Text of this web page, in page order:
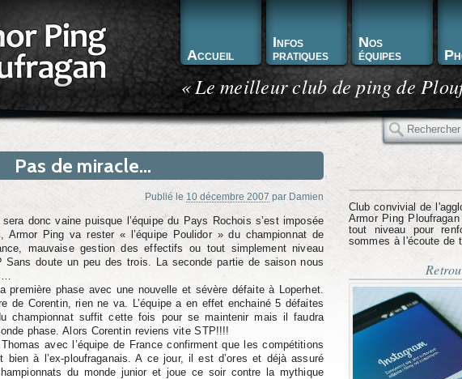
« Le meilleur club de ping de
Accueil
Infos
pratiques
Nos
équipes
Pas de miracle…
Publié le 10 décembre 2007 par Damien
donc vaine puisque l’équipe du Pays Rochois s’est imposée
Armor Ping va rester « l’équipe Poulidor » du championnat de
mauvaise gestion des effectifs ou tout simplement niveau
Sans doute un peu des trois. La seconde partie de saison nous
première phase avec une nouvelle et sévère défaite à Loperhet.
de Corentin, rien ne va. L’équipe a en effet enchainé 5 défaites
championnat suffit cette fois pour se maintenir mais il faudra
phase. Alors Corentin reviens vite STP!!!!
avec l’équipe de France confirment que les compétitions
bien à l’ex-ploufraganais. A ce jour, il est d’ores et déjà assuré
du monde junior et joue ce soir contre la mythique
Club convivial de
Armor Ping
tout niveau pour
sommes à l'écoute de